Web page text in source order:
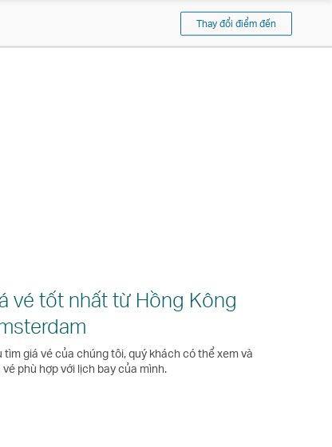
Pacific
Thay đổi điểm đến
vé tốt nhất từ Hồng Kông
tìm giá vé của chúng tôi, quý khách có thể xem và
vé phù hợp với lịch bay của mình.